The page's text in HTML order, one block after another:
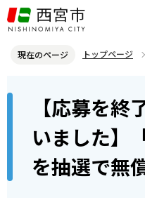
こ
の
ジ
す
現在のページ トップページ
【応募を終了し、抽選を行いま
布します。
ら
【応募を終
いました】
を抽選で無